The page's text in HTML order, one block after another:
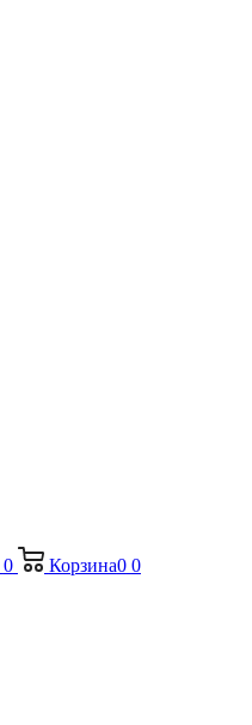
0 Корзина0 0